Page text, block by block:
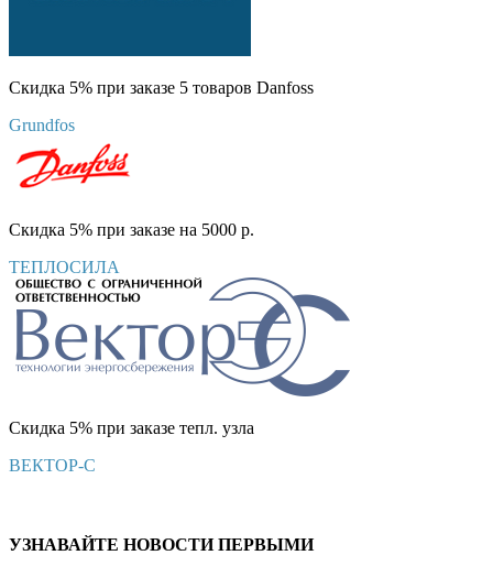
Скидка 5% при заказе 5 товаров Danfoss
Grundfos
Скидка 5% при заказе на 5000 р.
ТЕПЛОСИЛА
Скидка 5% при заказе тепл. узла
ВЕКТОР-С
УЗНАВАЙТЕ НОВОСТИ ПЕРВЫМИ